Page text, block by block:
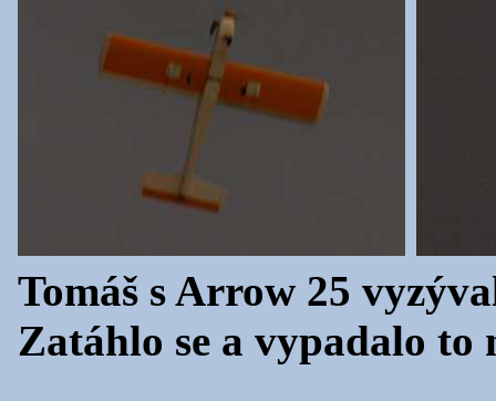
Tomáš s Arrow 25
Zatáhlo se a vypadalo to